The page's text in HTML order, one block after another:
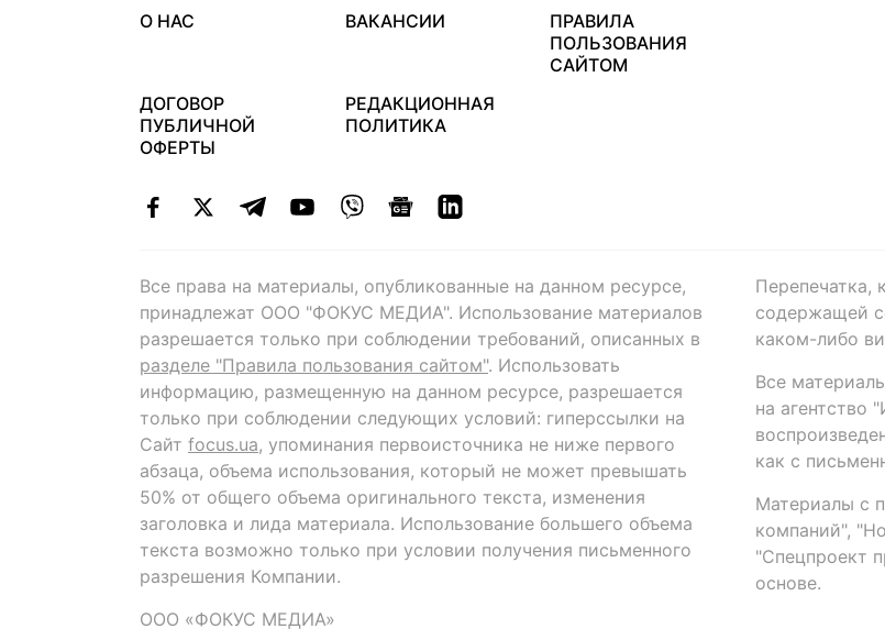
О НАС
ВАКАНСИИ
ПРАВИЛА
ПОЛЬЗОВАНИЯ
САЙТОМ
ДОГОВОР
ПУБЛИЧНОЙ
ОФЕРТЫ
РЕДАКЦИОННАЯ
ПОЛИТИКА
Все права на материалы, опубликованные на данном ресурсе,
принадлежат ООО "ФОКУС МЕДИА". Использование материалов
разрешается только при соблюдении требований, описанных в
разделе "Правила пользования сайтом". Использовать
информацию, размещенную на данном ресурсе, разрешается
только при соблюдении следующих условий: гиперссылки на
Сайт focus.ua, упоминания первоисточника не ниже первого
абзаца, объема использования, который не может превышать
50% от общего объема оригинального текста, изменения
заголовка и лида материала. Использование большего объема
текста возможно только при условии получения письменного
разрешения Компании.
ООО «ФОКУС МЕДИА»
Перепечатка,
содержащей
каком-либо
Все
на агентство
как с
Материалы с
компаний",
"Спецпроект
основе.